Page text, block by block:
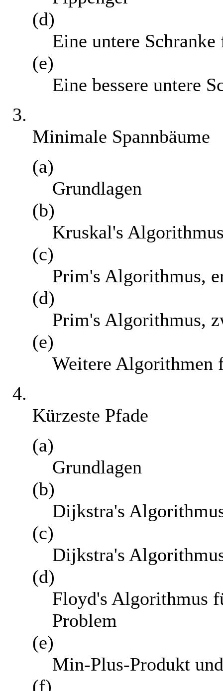
(d)
Eine untere
(e)
Eine bessere untere
3.
Minimale Spannbäume
(a)
Grundlagen
(b)
Kruskal's
(c)
Prim's Algorithmus,
(d)
Prim's Algorithmus,
(e)
Weitere Algorithmen
4.
Kürzeste Pfade
(a)
Grundlagen
(b)
Dijkstra's
(c)
Dijkstra's
(d)
Floyd's Algorithmus
Problem
(e)
Min-Plus-Produkt
(f)